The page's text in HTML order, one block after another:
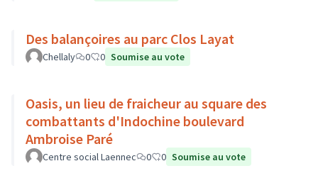
Des balançoires au parc Clos Layat
Chellaly 0 0 Soumise au vote
Oasis, un lieu de fraicheur au square des
combattants d'Indochine boulevard
Ambroise Paré
Centre social Laennec 0 0 Soumise au vote